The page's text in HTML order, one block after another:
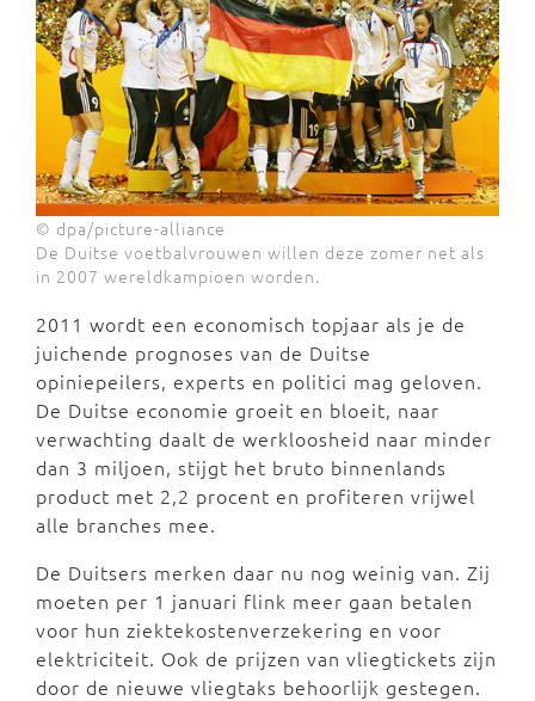
© dpa/picture-alliance
De Duitse voetbalvrouwen willen deze zomer net als
in 2007 wereldkampioen worden.
2011 wordt een economisch topjaar als je de
juichende prognoses van de Duitse
opiniepeilers, experts en politici mag geloven.
De Duitse economie groeit en bloeit, naar
verwachting daalt de werkloosheid naar minder
dan 3 miljoen, stijgt het bruto binnenlands
product met 2,2 procent en profiteren vrijwel
alle branches mee.
De Duitsers merken daar nu nog weinig van. Zij
moeten per 1 januari flink meer gaan betalen
voor hun ziektekostenverzekering en voor
elektriciteit. Ook de prijzen van vliegtickets zijn
door de nieuwe vliegtaks behoorlijk gestegen.